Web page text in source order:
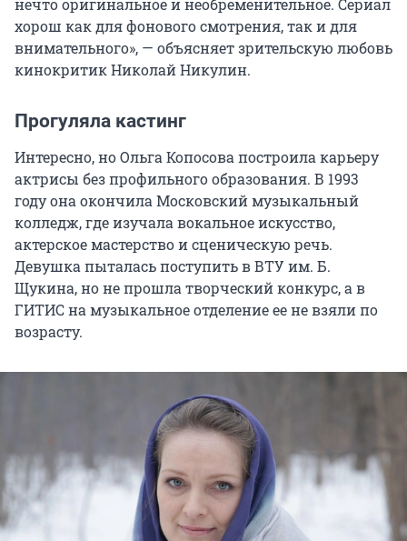
нечто оригинальное и необременительное. Сериал
хорош как для фонового смотрения, так и для
внимательного», — объясняет зрительскую любовь
кинокритик Николай Никулин.
Прогуляла кастинг
Интересно, но Ольга Копосова построила карьеру
актрисы без профильного образования. В 1993
году она окончила Московский музыкальный
колледж, где изучала вокальное искусство,
актерское мастерство и сценическую речь.
Девушка пыталась поступить в ВТУ им. Б.
Щукина, но не прошла творческий конкурс, а в
ГИТИС на музыкальное отделение ее не взяли по
возрасту.